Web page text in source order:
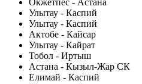
Окжетпес - Астана
Улытау - Каспий
Улытау - Каспий
Актобе - Кайсар
Улытау - Кайрат
Тобол - Иртыш
Астана - Кызыл-Жар СК
Елимай - Каспий